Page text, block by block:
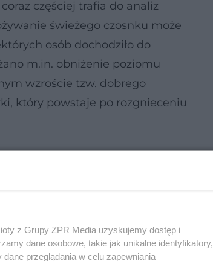
częściej trafia do analiz
świeżego czosnku może
osób dochodziło do
m.in. obniżenie poziomu
wzroście tzw. dobrego
który powstaje po rozgnieceniu
z Grupy ZPR Media uzyskujemy dostęp i
dane osobowe, takie jak unikalne identyfikatory,
przeglądania w celu zapewniania